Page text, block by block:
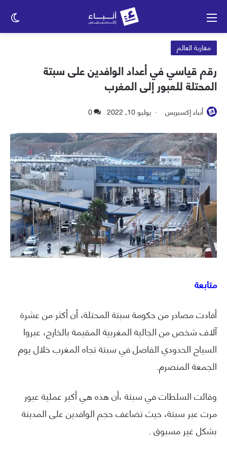
مغاربة العالم
رقم قياسي في أعداد الوافدين على سبتة
المحتلة للعبور إلى المغرب
أنباء إكسبريس يوليو 10, 2022 0
متابعة
أفادت مصادر من حكومة سبتة المحتلة، أن أكثر من عشرة
آلاف شخص من الجالية المغربية المقيمة بالخارج، عبروا
السياج الحدودي الفاصل في سبتة تجاه المغرب خلال يوم
الجمعة المنصرم.
وقالت السلطات في سبتة ،أن هذه هي أكبر عملية عبور
مرت عبر سبتة، حيث تضاعف حجم الوافدين على المدينة
بشكل غير مسبوق .